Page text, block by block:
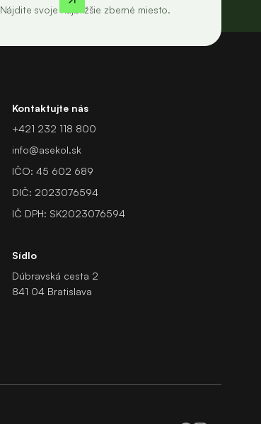
Nájdite svoje najbližšie zberné miesto.
Kontaktujte nás
+421 232 118 800
info@asekol.sk
IČO: 45 602 689
DIČ: 2023076594
IČ DPH: SK2023076594
Sídlo
Dúbravská cesta 2
841 04 Bratislava